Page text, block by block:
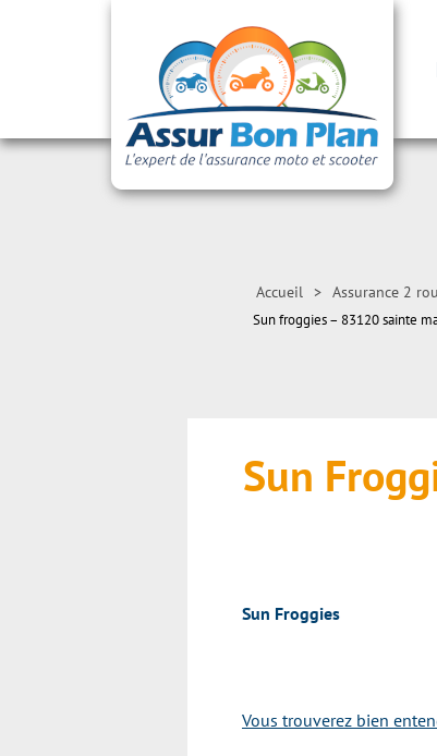
Accueil > Assurance 2
Sun froggies – 83120 sainte
Sun
Sun Froggies
Vous trouverez bien